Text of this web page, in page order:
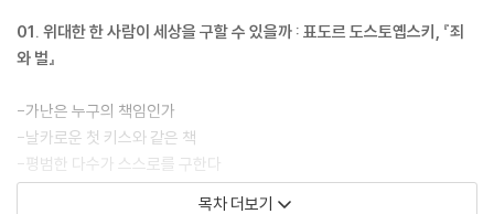
를 세운 15권의 위대한 책들. 그 안에는 앞서 살다 간 이들의 고민과 답이
담겨 있다. 『청춘의 독서』를 통해 그들이 남긴 발자취를 따라가다 보면 오
것이다.
01. 위대한 한 사람이 세상을 구할 수 있을까 : 표도르 도스토옙스키, 『죄
와 벌』
-가난은 누구의 책임인가
-날카로운 첫 키스와 같은 책
-평범한 다수가 스스로를 구한다
목차 더보기